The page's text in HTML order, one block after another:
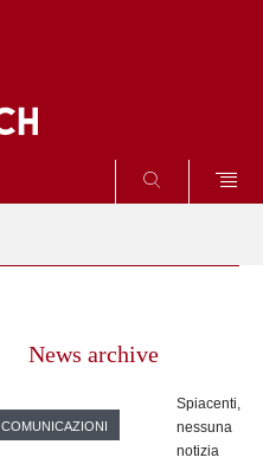
SEARCH
News archive
COMUNICAZIONI
Spiacenti,
nessuna
notizia